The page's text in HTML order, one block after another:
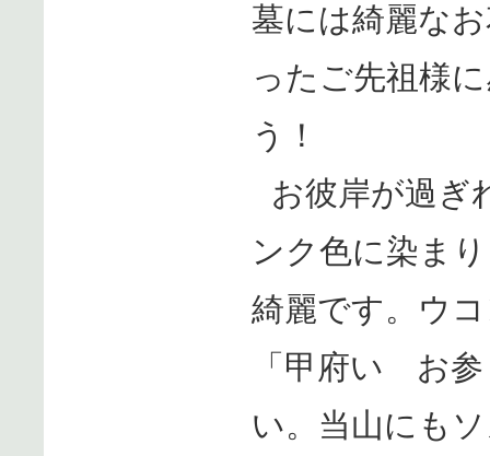
墓には綺麗な
ったご先祖様
う！
お彼岸が過ぎ
ンク色に染ま
綺麗です。ウ
「甲府い お
い。当山にも